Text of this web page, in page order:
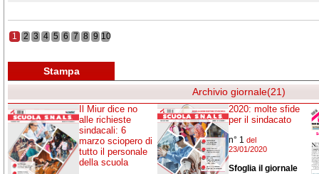
1 2 3 4 5 6 7 8 9 10
Stampa
Archivio giornale(21)
Il Miur dice no
alle richieste
sindacali: 6
marzo sciopero di
tutto il personale
della scuola
2020: molte sfide
per il sindacato
n° 1 del
23/01/2020
Sfoglia il giornale